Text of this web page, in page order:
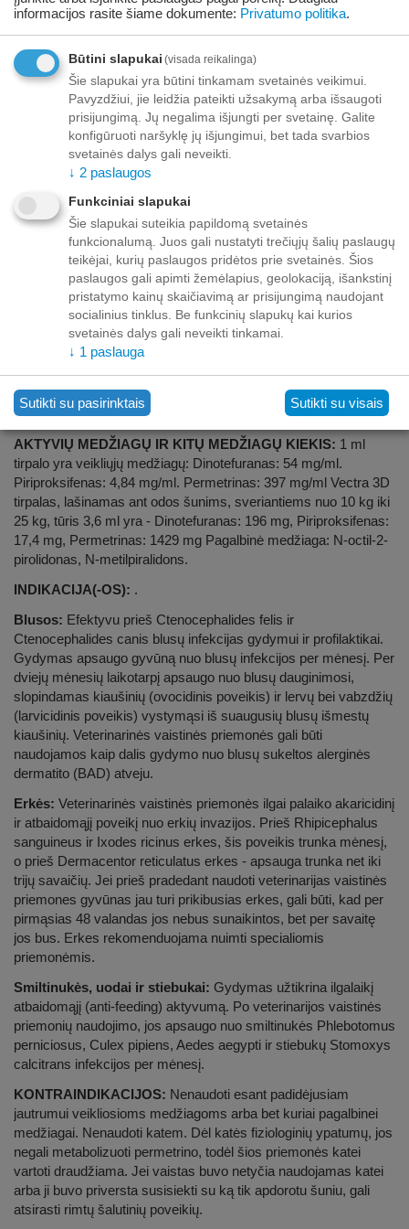
Bezreceptiniai veterinarijos vaistai, registracijos Nr.
EU/2/13/156/011
Vectra 3D tirpalas šunims, sveriantiems nuo 10 iki 25 kg,
lašinamas ant odos
AKTYVIŲ MEDŽIAGŲ IR KITŲ MEDŽIAGŲ KIEKIS: 1 ml
tirpalo yra veikliųjų medžiagų: Dinotefuranas: 54 mg/ml.
Piriproksifenas: 4,84 mg/ml. Permetrinas: 397 mg/ml Vectra 3D
tirpalas, lašinamas ant odos šunims, sveriantiems nuo 10 kg iki
25 kg, tūris 3,6 ml yra - Dinotefuranas: 196 mg, Piriproksifenas:
17,4 mg, Permetrinas: 1429 mg Pagalbinė medžiaga: N-octil-2-
pirolidonas, N-metilpiralidons.
INDIKACIJA(-OS): .
Blusos: Efektyvu prieš Ctenocephalides felis ir
Ctenocephalides canis blusų infekcijas gydymui ir profilaktikai.
Gydymas apsaugo gyvūną nuo blusų infekcijos per mėnesį. Per
dviejų mėnesių laikotarpį apsaugo nuo blusų dauginimosi,
slopindamas kiaušinių (ovocidinis poveikis) ir lervų bei vabzdžių
(larvicidinis poveikis) vystymąsi iš suaugusių blusų išmestų
kiaušinių. Veterinarinės vaistinės priemonės gali būti
naudojamos kaip dalis gydymo nuo blusų sukeltos alerginės
dermatito (BAD) atveju.
Erkės: Veterinarinės vaistinės priemonės ilgai palaiko akaricidinį
ir atbaidomąjį poveikį nuo erkių invazijos. Prieš Rhipicephalus
sanguineus ir Ixodes ricinus erkes, šis poveikis trunka mėnesį,
o prieš Dermacentor reticulatus erkes - apsauga trunka net iki
trijų savaičių. Jei prieš pradedant naudoti veterinarijas vaistinės
priemones gyvūnas jau turi prikibusias erkes, gali būti, kad per
pirmąsias 48 valandas jos nebus sunaikintos, bet per savaitę
jos bus. Erkes rekomenduojama nuimti specialiomis
priemonėmis.
Smiltinukės, uodai ir stiebukai: Gydymas užtikrina ilgalaikį
atbaidomąjį (anti-feeding) aktyvumą. Po veterinarijos vaistinės
priemonių naudojimo, jos apsaugo nuo smiltinukės Phlebotomus
perniciosus, Culex pipiens, Aedes aegypti ir stiebukų Stomoxys
calcitrans infekcijos per mėnesį.
KONTRAINDIKACIJOS: Nenaudoti esant padidėjusiam
jautrumui veikliosioms medžiagoms arba bet kuriai pagalbinei
medžiagai. Nenaudoti katem. Dėl katės fiziologinių ypatumų, jos
negali metabolizuoti permetrino, todėl šios priemonės katei
vartoti draudžiama. Jei vaistas buvo netyčia naudojamas katei
arba ji buvo priversta susisiekti su ką tik apdorotu šuniu, gali
atsirasti rimtų šalutinių poveikių.
informacijos rasite šiame dokumente: Privatumo politika.
Būtini slapukai (visada reikalinga)
Šie slapukai yra būtini tinkamam svetainės veikimui.
Pavyzdžiui, jie leidžia pateikti užsakymą arba išsaugoti
prisijungimą. Jų negalima išjungti per svetainę. Galite
konfigūruoti naršyklę jų išjungimui, bet tada svarbios
svetainės dalys gali neveikti.
↓ 2 paslaugos
Funkciniai slapukai
Šie slapukai suteikia papildomą svetainės
funkcionalumą. Juos gali nustatyti trečiųjų šalių paslaugų
teikėjai, kurių paslaugos pridėtos prie svetainės. Šios
paslaugos gali apimti žemėlapius, geolokaciją, išankstinį
pristatymo kainų skaičiavimą ar prisijungimą naudojant
socialinius tinklus. Be funkcinių slapukų kai kurios
svetainės dalys gali neveikti tinkamai.
↓ 1 paslauga
Sutikti su pasirinktais Sutikti su visais